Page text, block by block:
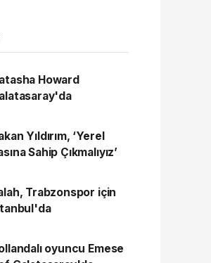
Howard
Yıldırım, ‘Yerel
Sahip Çıkmalıyız’
Trabzonspor için
oyuncu Emese